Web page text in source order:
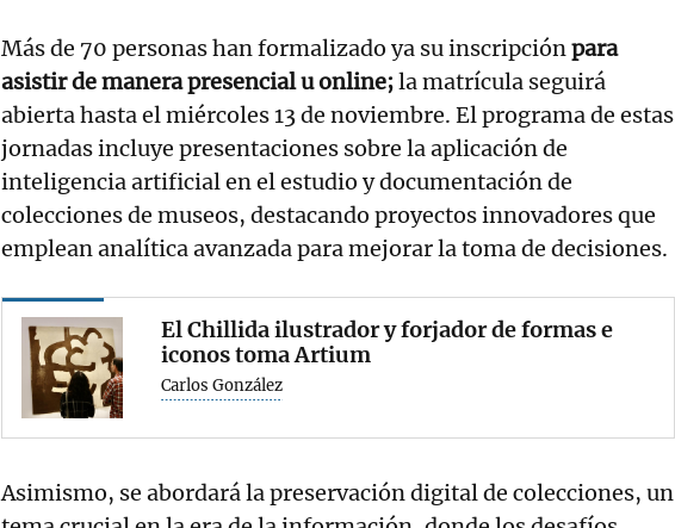
Más de 70 personas han formalizado ya su inscripciónpara
asistir de manera presencial u online;la matrícula seguirá
abierta hasta el miércoles 13 de noviembre. El programa de estas
jornadas incluye presentaciones sobre la aplicación de
inteligencia artificial en el estudio y documentación de
colecciones de museos, destacando proyectos innovadores que
emplean analítica avanzada para mejorar la toma de decisiones.
El Chillida ilustrador y forjador de formas e
iconos toma Artium
Carlos González
Asimismo, se abordará la preservación digital de colecciones, un